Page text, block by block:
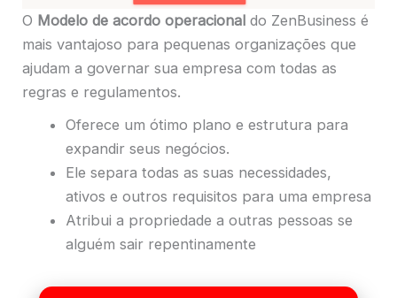
O Modelo de acordo operacional do ZenBusiness é
mais vantajoso para pequenas organizações que
ajudam a governar sua empresa com todas as
regras e regulamentos.
Oferece um ótimo plano e estrutura para
expandir seus negócios.
Ele separa todas as suas necessidades,
ativos e outros requisitos para uma empresa
Atribui a propriedade a outras pessoas se
alguém sair repentinamente